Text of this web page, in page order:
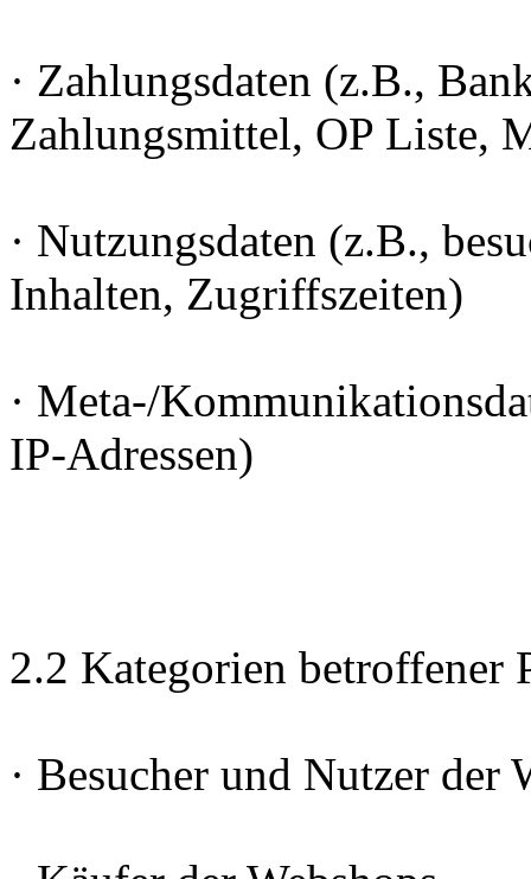
· Zahlungsdaten (z.B.,
Zahlungsmittel, OP Liste,
· Nutzungsdaten (z.B.,
Inhalten, Zugriffszeiten)
· Meta-/
IP-Adressen)
2.2 Kategorien betroffener
· Besucher und Nutzer der